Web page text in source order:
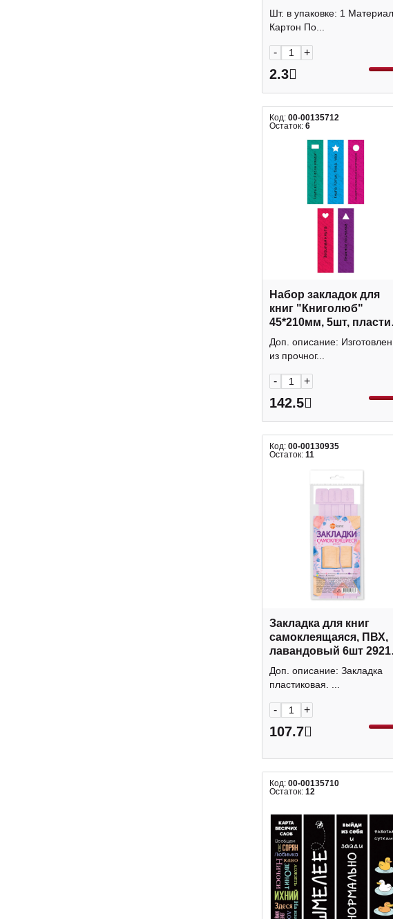
1613/1612/1658
Шт. в упаковке: 1
Картон По...
- +
2.3
Код: 00-00135712
Остаток: 6
Набор закладок для
книг "Книголюб"
45*210мм, 5шт,
ЗП50257 Listoff
Доп. описание:
из прочног...
- +
142.5
Код: 00-00130935
Остаток: 11
Закладка для книг
самоклеящаяся, ПВХ,
лавандовый 6шт 2921-
131 ДПС
Доп. описание: Закладка
пластиковая. ...
- +
107.7
Код: 00-00135710
Остаток: 12